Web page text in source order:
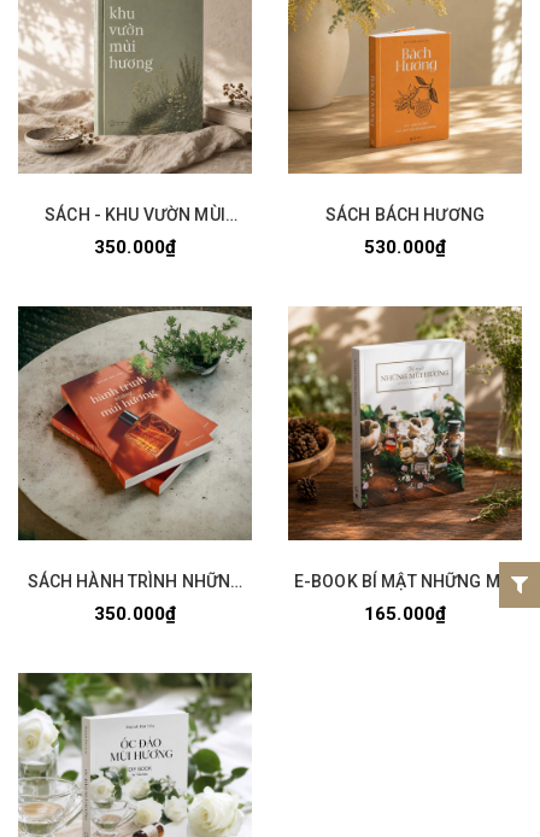
SÁCH - KHU VƯỜN MÙI
HƯƠNG
350.000₫
SÁCH BÁCH HƯƠNG
530.000₫
SÁCH HÀNH TRÌNH NHỮNG
MÙI HƯƠNG
350.000₫
E-BOOK BÍ MẬT NHỮNG MÙI
HƯƠNG (PDF)
165.000₫